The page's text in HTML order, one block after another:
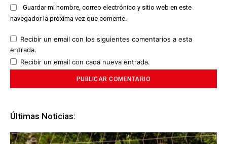
Guardar mi nombre, correo electrónico y sitio web en este
navegador la próxima vez que comente.
Recibir un email con los siguientes comentarios a esta
entrada.
Recibir un email con cada nueva entrada.
Últimas Noticias: